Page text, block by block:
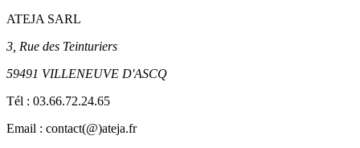
ATEJA SARL
3, Rue des Teinturiers
59491 VILLENEUVE D'ASCQ
Tél : 03.66.72.24.65
Email : contact(@)ateja.fr